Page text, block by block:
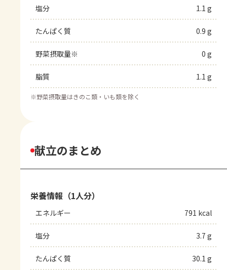
塩分 1.1 g
たんぱく質 0.9 g
野菜摂取量※ 0 g
脂質 1.1 g
※野菜摂取量はきのこ類・いも類を除く
献立のまとめ
栄養情報（1人分）
エネルギー 791 kcal
塩分 3.7 g
たんぱく質 30.1 g